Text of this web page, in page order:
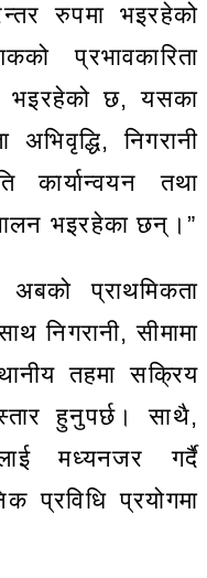
रुपमा भइरहेको
प्रभावकारिता
भइरहेको छ, यसका
अभिवृद्धि, निगरानी
कार्यान्वयन तथा
भइरहेका छन्।”
अबको प्राथमिकता
निगरानी, सीमामा
तहमा सक्रिय
हुनुपर्छ। साथै,
मध्यनजर गर्दै
प्रविधि प्रयोगमा